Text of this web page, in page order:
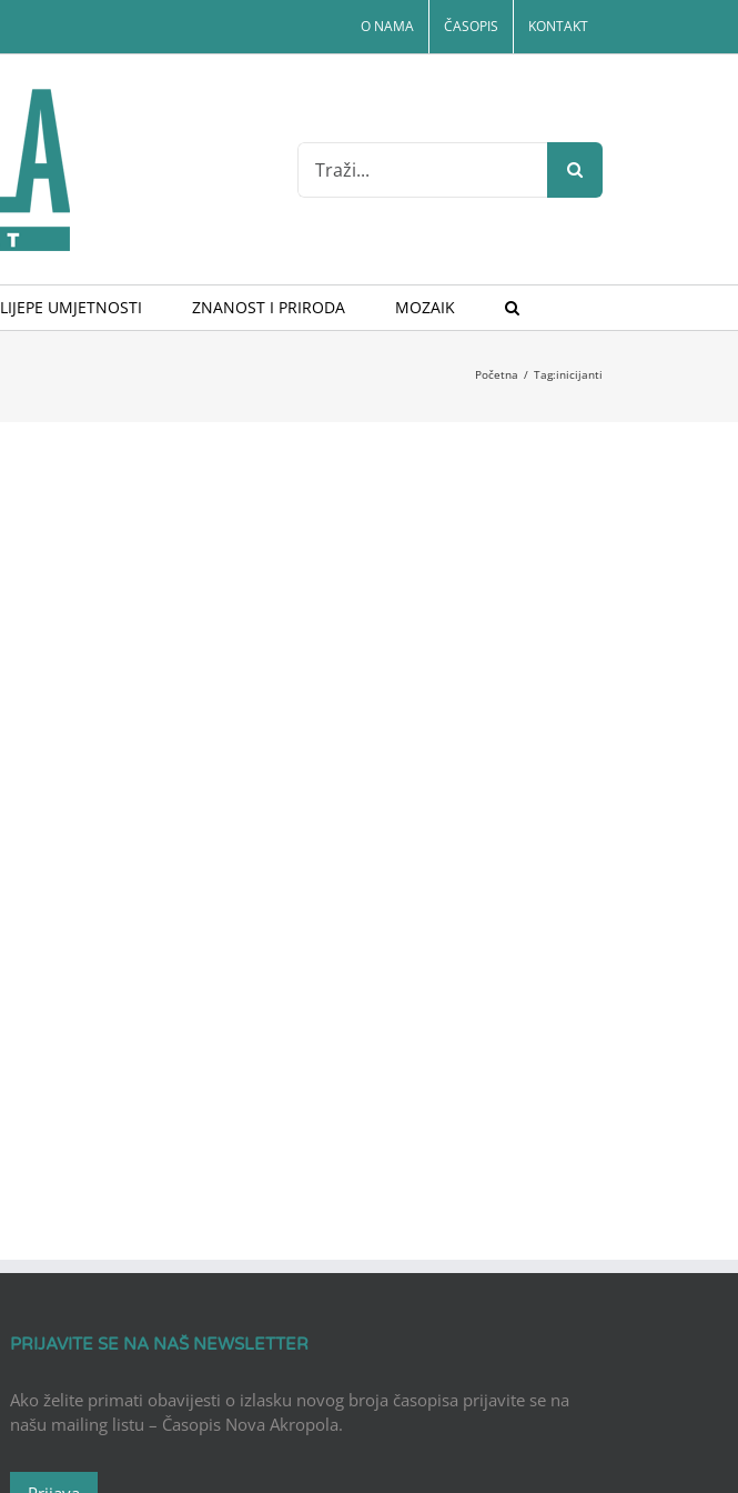
O NAMA ČASOPIS KONTAKT
Search
for:
LIJEPE UMJETNOSTI ZNANOST I PRIRODA MOZAIK
Početna / Tag:inicijanti
PRIJAVITE SE NA NAŠ NEWSLETTER
Ako želite primati obavijesti o izlasku novog broja časopisa prijavite se na
našu mailing listu – Časopis Nova Akropola.